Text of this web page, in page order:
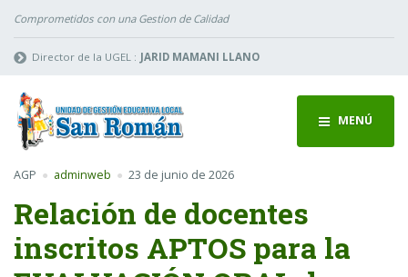
Comprometidos con una Gestion de Calidad
Director de la UGEL : JARID MAMANI LLANO
MENÚ
AGP adminweb 23 de junio de 2026
Relación de docentes
inscritos APTOS para la